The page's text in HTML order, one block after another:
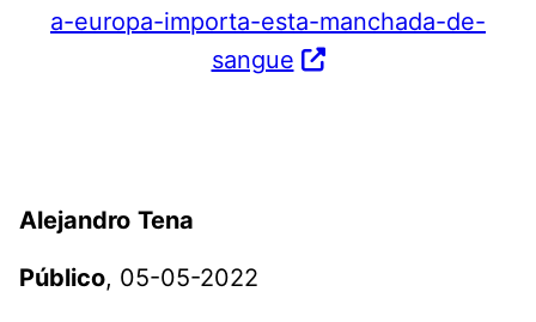
a-europa-importa-esta-manchada-de-
sangue
Alejandro Tena
Público, 05-05-2022